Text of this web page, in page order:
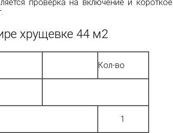
проверка на включение и короткое
хрущевке 44 м2
Кол-во
1